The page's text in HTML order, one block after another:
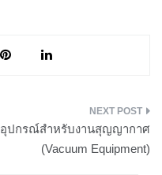
อุปกรณ์สำหรับงานสุญญากาศ
(Vacuum Equipment)